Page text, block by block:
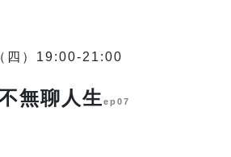
（四）19:00-21:00
無聊人生 ep07